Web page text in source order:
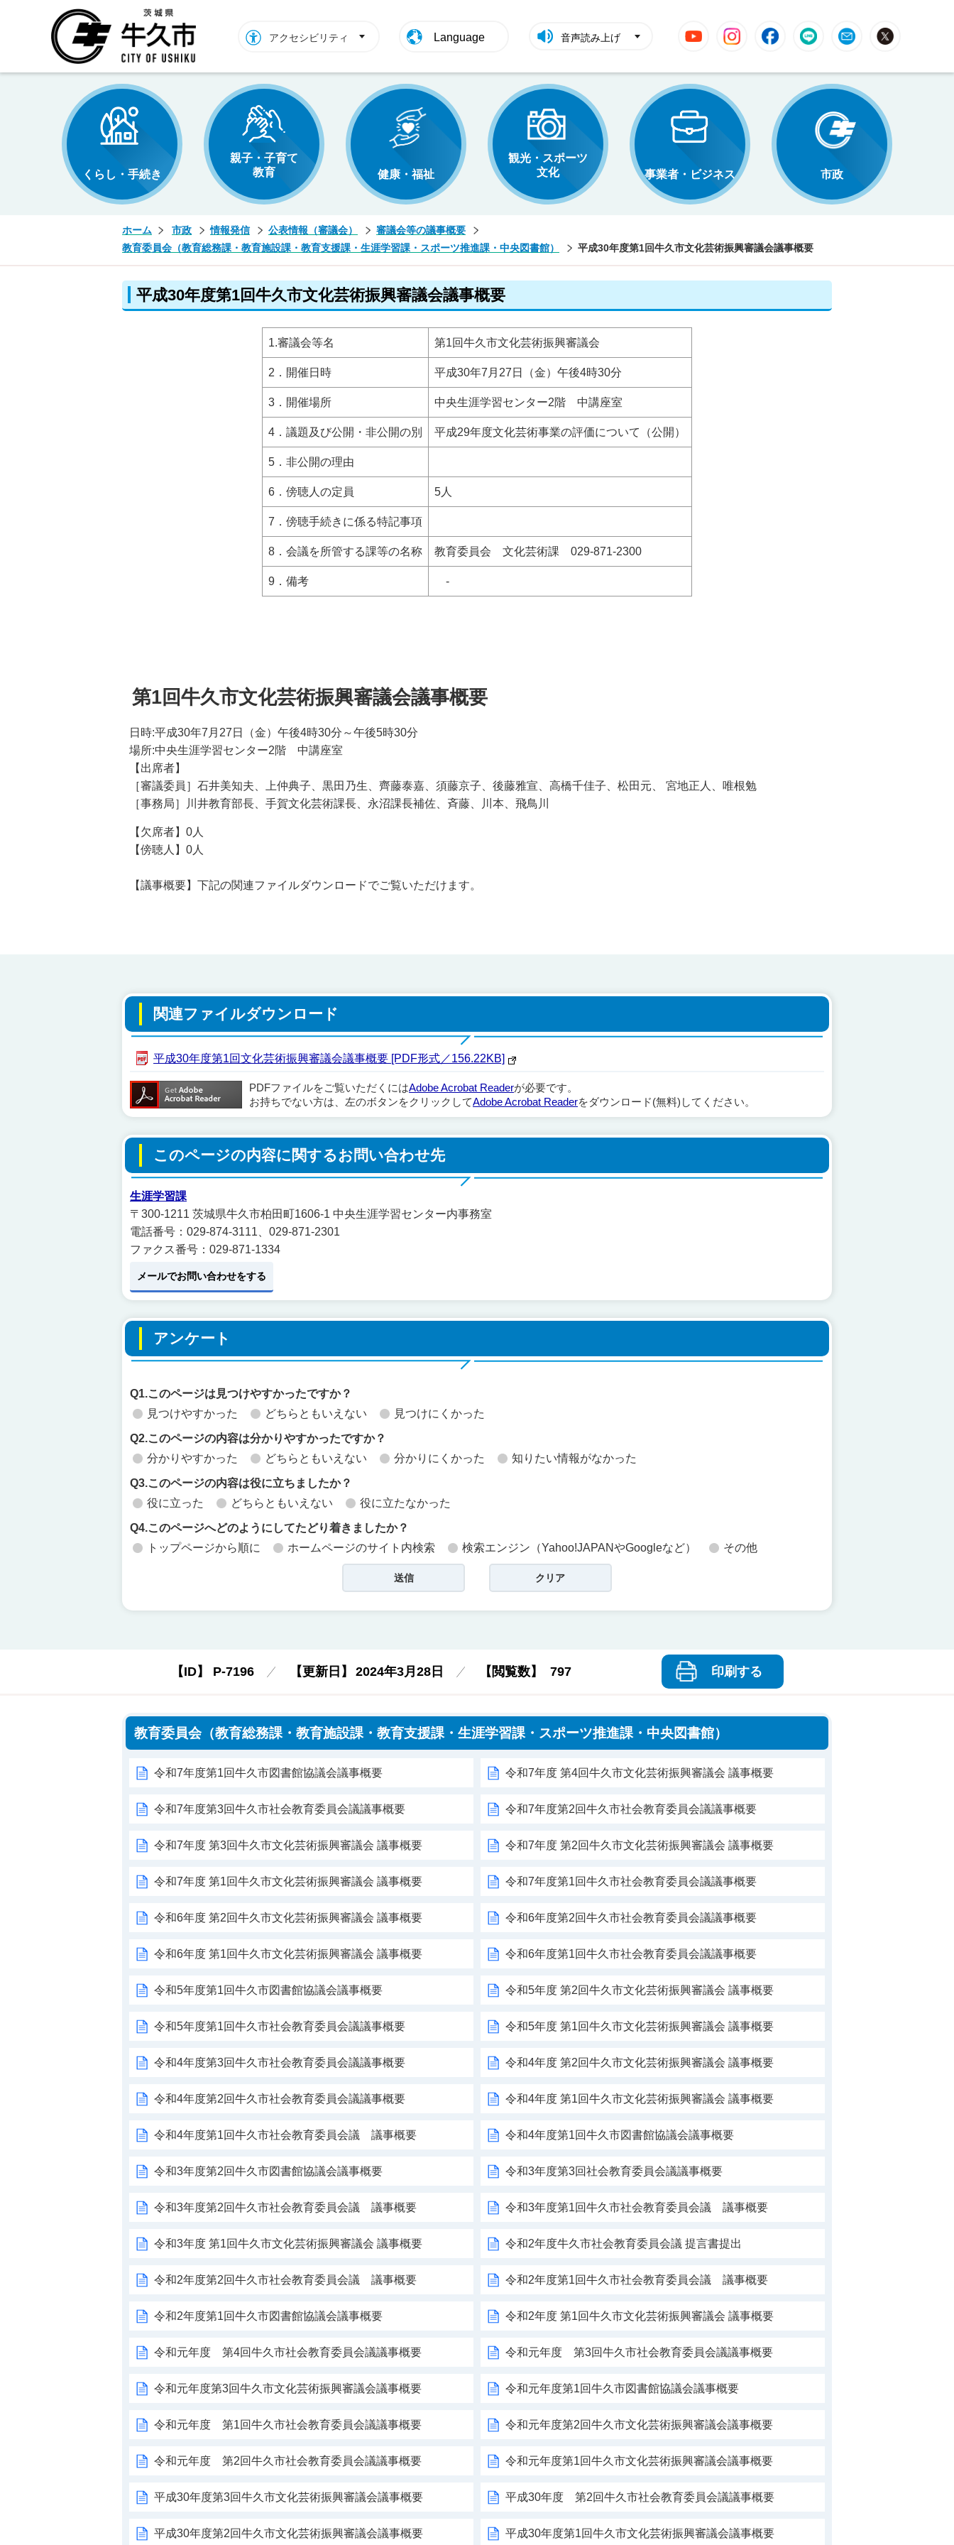
アクセシビリティ Language 音声読み上げ
YouTube InstagramFacebookLINE Mail
くらし・手続き
親子・子育て
教育
健康・福祉
観光・スポーツ
文化
事業者・ビジネス 市政
ホーム 市政 情報発信 公表情報（審議会）
審議会等の議事概要
教育委員会（教育総務課・教育施設課・教育支援課・生涯学習課・スポーツ推進課・中央図書館）
平成30年度第1回牛久市文化芸術振興審議会議事概要
平成30年度第1回牛久市文化芸術振興審議会議事概要
1.審議会等名 第1回牛久市文化芸術振興審議会
2．開催日時 平成30年7月27日（金）午後4時30分
3．開催場所 中央生涯学習センター2階 中講座室
4．議題及び公開・非公開の別 平成29年度文化芸術事業の評価について（公開）
5．非公開の理由
6．傍聴人の定員 5人
7．傍聴手続きに係る特記事項
8．会議を所管する課等の名称 教育委員会 文化芸術課 029-871-2300
9．備考 -
第1回牛久市文化芸術振興審議会議事概要
日時:平成30年7月27日（金）午後4時30分～午後5時30分
場所:中央生涯学習センター2階 中講座室
【出席者】
［審議委員］ 石井美知夫、上仲典子、黒田乃生、齊藤泰嘉、須藤京子、後藤雅宣、高橋千佳子、松田元、 宮地正人、唯根勉
［事務局］川井教育部長、手賀文化芸術課長、永沼課長補佐、斉藤、川本、飛鳥川
【欠席者】0人
【傍聴人】0人
【議事概要】 下記の関連ファイルダウンロードでご覧いただけます。
関連ファイルダウンロード
平成30年度第1回文化芸術振興審議会議事概要 [PDF形式／156.22KB]
PDFファイルをご覧いただくにはAdobe Acrobat Readerが必要です。
お持ちでない方は、左のボタンをクリックしてAdobe Acrobat Readerをダウンロード(無料)してください。
このページの内容に関するお問い合わせ先
生涯学習課
〒300-1211 茨城県牛久市柏田町1606-1 中央生涯学習センター内事務室
電話番号：029-874-3111、029-871-2301
ファクス番号：029-871-1334
メールでお問い合わせをする
アンケート
Q1.このページは見つけやすかったですか？
見つけやすかった
どちらともいえない 見つけにくかった
Q2.このページの内容は分かりやすかったですか？
分かりやすかった
どちらともいえない 分かりにくかった 知りたい情報がなかった
Q3.このページの内容は役に立ちましたか？
役に立った
どちらともいえない 役に立たなかった
Q4.このページへどのようにしてたどり着きましたか？
トップページから順に
ホームページのサイト内検索 検索エンジン（Yahoo!JAPANやGoogleなど） その他
【ID】 P-7196 【更新日】 2024年3月28日 【閲覧数】 797 印刷する
教育委員会（教育総務課・教育施設課・教育支援課・生涯学習課・スポーツ推進課・中央図書館）
令和7年度第1回牛久市図書館協議会議事概要 令和7年度 第4回牛久市文化芸術振興審議会 議事概要
令和7年度第3回牛久市社会教育委員会議議事概要 令和7年度第2回牛久市社会教育委員会議議事概要
令和7年度 第3回牛久市文化芸術振興審議会 議事概要 令和7年度 第2回牛久市文化芸術振興審議会 議事概要
令和7年度 第1回牛久市文化芸術振興審議会 議事概要 令和7年度第1回牛久市社会教育委員会議議事概要
令和6年度 第2回牛久市文化芸術振興審議会 議事概要 令和6年度第2回牛久市社会教育委員会議議事概要
令和6年度 第1回牛久市文化芸術振興審議会 議事概要 令和6年度第1回牛久市社会教育委員会議議事概要
令和5年度第1回牛久市図書館協議会議事概要 令和5年度 第2回牛久市文化芸術振興審議会 議事概要
令和5年度第1回牛久市社会教育委員会議議事概要 令和5年度 第1回牛久市文化芸術振興審議会 議事概要
令和4年度第3回牛久市社会教育委員会議議事概要 令和4年度 第2回牛久市文化芸術振興審議会 議事概要
令和4年度第2回牛久市社会教育委員会議議事概要 令和4年度 第1回牛久市文化芸術振興審議会 議事概要
令和4年度第1回牛久市社会教育委員会議 議事概要 令和4年度第1回牛久市図書館協議会議事概要
令和3年度第2回牛久市図書館協議会議事概要 令和3年度第3回社会教育委員会議議事概要
令和3年度第2回牛久市社会教育委員会議 議事概要 令和3年度第1回牛久市社会教育委員会議 議事概要
令和3年度 第1回牛久市文化芸術振興審議会 議事概要 令和2年度牛久市社会教育委員会議 提言書提出
令和2年度第2回牛久市社会教育委員会議 議事概要 令和2年度第1回牛久市社会教育委員会議 議事概要
令和2年度第1回牛久市図書館協議会議事概要 令和2年度 第1回牛久市文化芸術振興審議会 議事概要
令和元年度 第4回牛久市社会教育委員会議議事概要 令和元年度 第3回牛久市社会教育委員会議議事概要
令和元年度第3回牛久市文化芸術振興審議会議事概要 令和元年度第1回牛久市図書館協議会議事概要
令和元年度 第1回牛久市社会教育委員会議議事概要 令和元年度第2回牛久市文化芸術振興審議会議事概要
令和元年度 第2回牛久市社会教育委員会議議事概要 令和元年度第1回牛久市文化芸術振興審議会議事概要
平成30年度第3回牛久市文化芸術振興審議会議事概要 平成30年度 第2回牛久市社会教育委員会議議事概要
平成30年度第2回牛久市文化芸術振興審議会議事概要 平成30年度第1回牛久市文化芸術振興審議会議事概要